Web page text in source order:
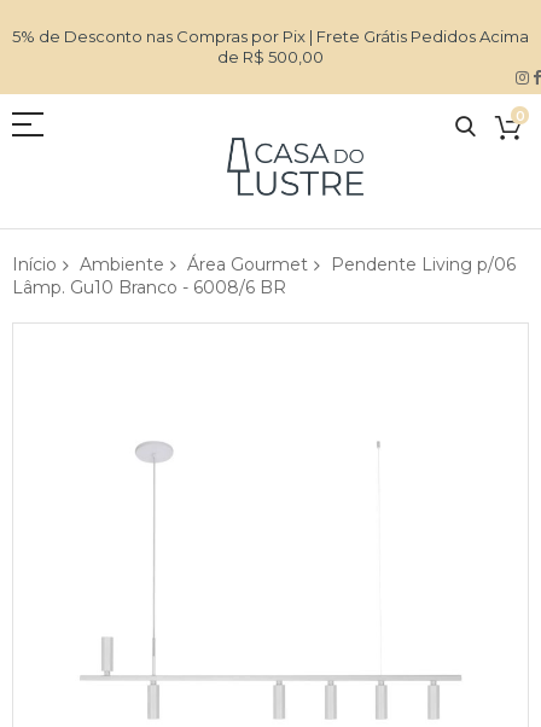
5% de Desconto nas Compras por Pix | Frete Grátis Pedidos Acima
de R$ 500,00
0
Início Ambiente Área Gourmet
Pendente Living p/06
Lâmp. Gu10 Branco - 6008/6 BR